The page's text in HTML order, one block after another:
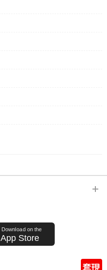
Download on the
App Store